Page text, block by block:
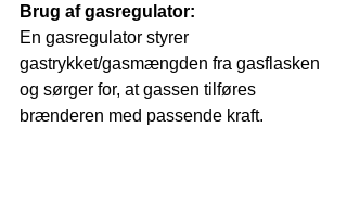
Brug af gasregulator:
En gasregulator styrer
gastrykket/gasmængden fra gasflasken
og sørger for, at gassen tilføres
brænderen med passende kraft.